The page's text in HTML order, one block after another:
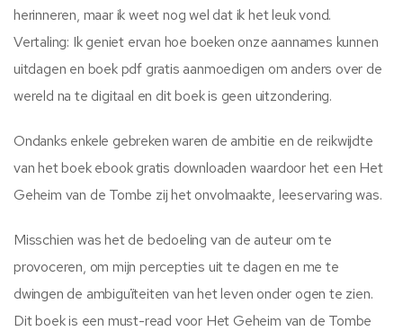
herinneren, maar ik weet nog wel dat ik het leuk vond.
Vertaling: Ik geniet ervan hoe boeken onze aannames kunnen
uitdagen en boek pdf gratis aanmoedigen om anders over de
wereld na te digitaal en dit boek is geen uitzondering.
Ondanks enkele gebreken waren de ambitie en de reikwijdte
van het boek ebook gratis downloaden waardoor het een Het
Geheim van de Tombe zij het onvolmaakte, leeservaring was.
Misschien was het de bedoeling van de auteur om te
provoceren, om mijn percepties uit te dagen en me te
dwingen de ambiguïteiten van het leven onder ogen te zien.
Dit boek is een must-read voor Het Geheim van de Tombe